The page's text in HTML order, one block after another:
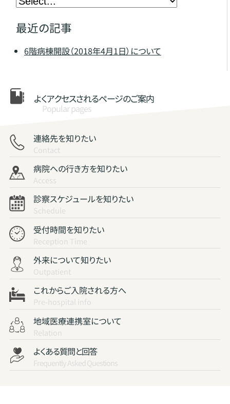
最近の記事
6階病棟開設（2018年4月1日）について
よくアクセスされるページのご案内
Popular pages
連絡先を知りたい
Contact
病院への行き方を知りたい
Access
診察スケジュールを知りたい
Schedule
受付時間を知りたい
Reception Time
外来について知りたい
Outpatient
これからご入院される方へ
Pre-hospital info
地域医療連携室について
Relation
よくある質問と回答
Frequently Asked Questions